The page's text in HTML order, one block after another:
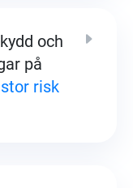
och
på
stor risk